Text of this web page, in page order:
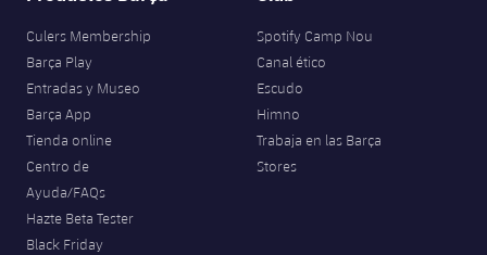
Culers Membership
Barça Play
Entradas y Museo
Barça App
Tienda online
Centro de
Ayuda/FAQs
Hazte Beta Tester
Black Friday
Spotify Camp Nou
Canal ético
Escudo
Himno
Trabaja en las Barça
Stores